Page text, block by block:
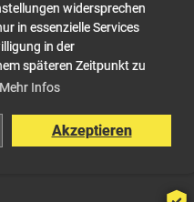
widersprechen
in essenzielle Services
in der
späteren Zeitpunkt zu
Mehr Infos
Akzeptieren
Director and
albeit briefly.
to The Mount and
on those we had, but
happened.